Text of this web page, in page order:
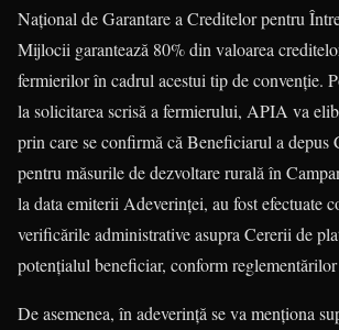
Naţional de Garantare a Creditelor pentru
Mijlocii garantează 80% din valoarea
fermierilor în cadrul acestui tip de convenţie.
la solicitarea scrisă a fermierului, APIA va
prin care se confirmă că Beneficiarul a depus
pentru măsurile de dezvoltare rurală în
la data emiterii Adeverinţei, au fost efectuate
verificările administrative asupra Cererii de
potenţialul beneficiar, conform
De asemenea, în adeverinţă se va menţiona